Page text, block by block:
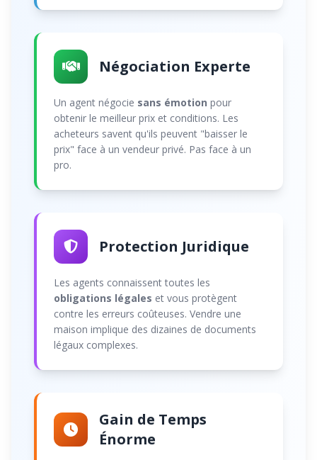
Négociation Experte
Un agent négocie sans émotion pour
obtenir le meilleur prix et conditions. Les
acheteurs savent qu'ils peuvent "baisser le
prix" face à un vendeur privé. Pas face à un
pro.
Protection Juridique
Les agents connaissent toutes les
obligations légales et vous protègent
contre les erreurs coûteuses. Vendre une
maison implique des dizaines de documents
légaux complexes.
Gain de Temps
Énorme